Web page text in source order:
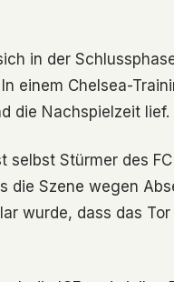
in der
einem Chelsea-
die Nachspielzeit lief.
Stürmer des
die Szene wegen
wurde, dass das